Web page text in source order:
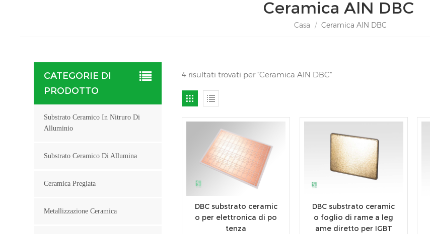
Ceramica AlN DBC
Casa / Ceramica AlN DBC
4 risultati trovati per "Ceramica AlN DBC"
DBC substrato ceramic
o per elettronica di po
tenza
DBC substrato ceramic
o foglio di rame a leg
ame diretto per IGBT
CATEGORIE DI
PRODOTTO
Substrato Ceramico In Nitruro Di
Alluminio
Substrato Ceramico Di Allumina
Ceramica Pregiata
Metallizzazione Ceramica